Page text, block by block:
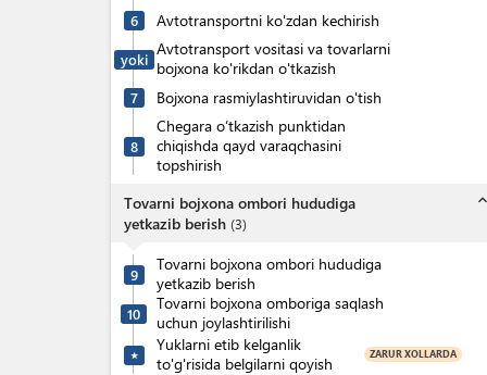
6 Avtotransportni ko'zdan kechirish
yoki Avtotransport vositasi va tovarlarni
bojxona ko'rikdan o'tkazish
7 Bojxona rasmiylashtiruvidan o'tish
8
Chegara o‘tkazish punktidan
chiqishda qayd varaqchasini
topshirish
Tovarni bojxona ombori hududiga
yetkazib berish (3)
9
Tovarni bojxona ombori hududiga
yetkazib berish
10
Tovarni bojxona omboriga saqlash
uchun joylashtirilishi
★
Yuklarni etib kelganlik
to'g'risida belgilarni qoyish
ZARUR XOLLARDA